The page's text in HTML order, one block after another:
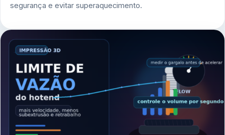
segurança e evitar superaquecimento.